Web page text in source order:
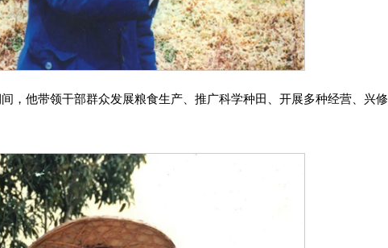
，他带领干部群众发展粮食生产、推广科学种田、开展多种经营、兴